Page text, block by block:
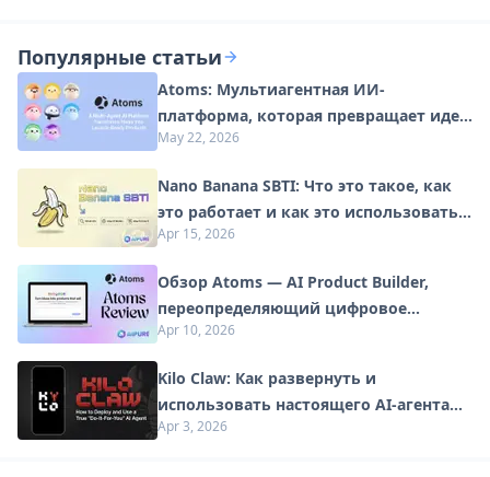
искусственного
интеллекта
Популярные статьи
Atoms: Мультиагентная ИИ-
платформа, которая превращает идеи
в готовые к запуску продукты
May 22, 2026
Nano Banana SBTI: Что это такое, как
это работает и как это использовать в
2026 году
Apr 15, 2026
Обзор Atoms — AI Product Builder,
переопределяющий цифровое
творчество в 2026 году
Apr 10, 2026
Kilo Claw: Как развернуть и
использовать настоящего AI-агента
"Сделай-Это-За-Вас" (Обновление
Apr 3, 2026